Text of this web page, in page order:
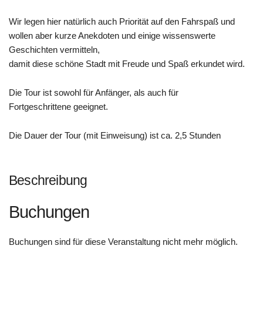
Wir legen hier natürlich auch Priorität auf den Fahrspaß und
wollen aber kurze Anekdoten und einige wissenswerte
Geschichten vermitteln,
damit diese schöne Stadt mit Freude und Spaß erkundet wird.
Die Tour ist sowohl für Anfänger, als auch für
Fortgeschrittene geeignet.
Die Dauer der Tour (mit Einweisung) ist ca. 2,5 Stunden
Beschreibung
Buchungen
Buchungen sind für diese Veranstaltung nicht mehr möglich.